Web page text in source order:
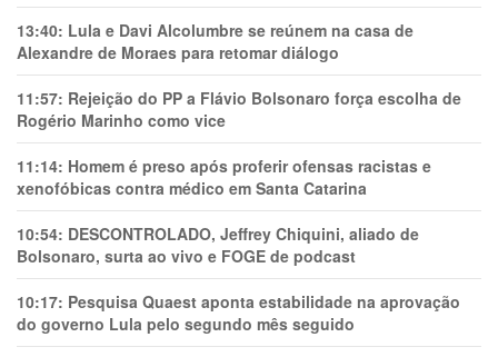
13:40: Lula e Davi Alcolumbre se reúnem na casa de
Alexandre de Moraes para retomar diálogo
11:57: Rejeição do PP a Flávio Bolsonaro força escolha de
Rogério Marinho como vice
11:14: Homem é preso após proferir ofensas racistas e
xenofóbicas contra médico em Santa Catarina
10:54: DESCONTROLADO, Jeffrey Chiquini, aliado de
Bolsonaro, surta ao vivo e FOGE de podcast
10:17: Pesquisa Quaest aponta estabilidade na aprovação
do governo Lula pelo segundo mês seguido